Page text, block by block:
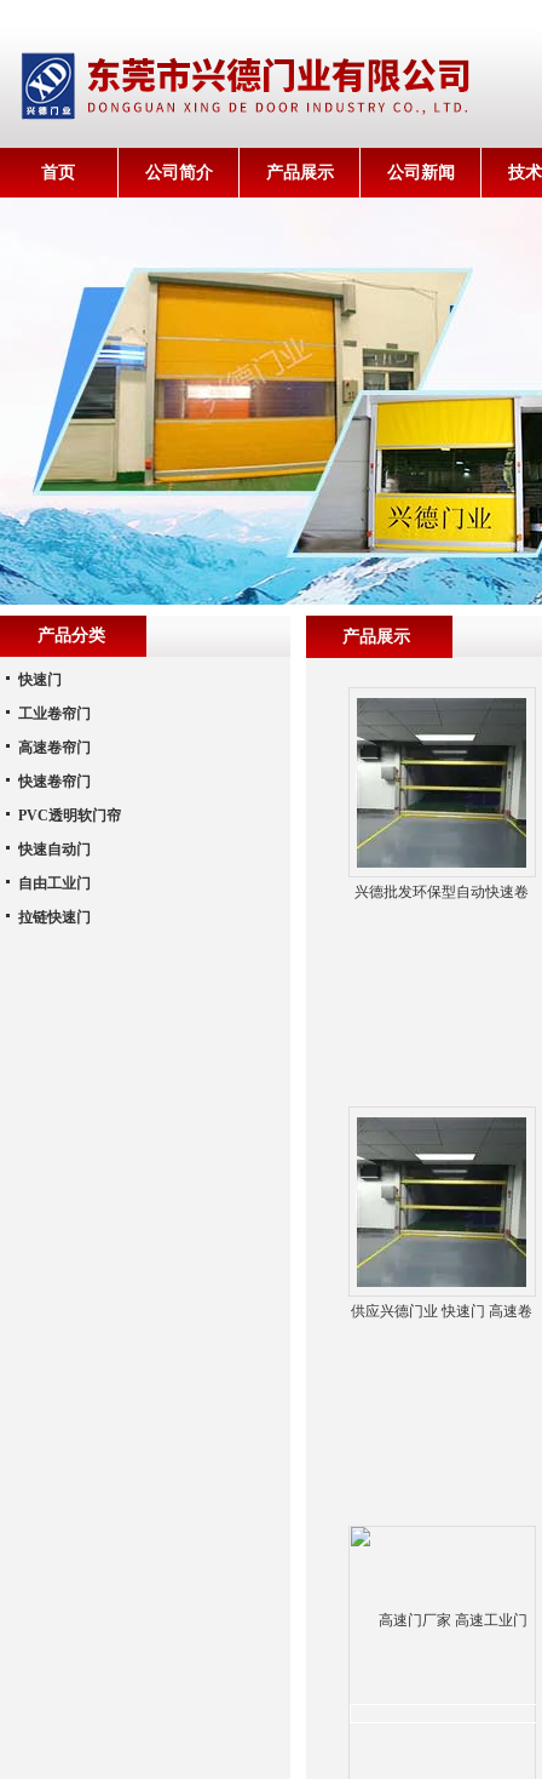
首页 公司简介 产品展示 公司新闻 技
产品展示
兴德批发环保型自动快速卷
供应兴德门业 快速门 高速卷
产品分类
快速门
工业卷帘门
高速卷帘门
快速卷帘门
PVC透明软门帘
快速自动门
自由工业门
拉链快速门